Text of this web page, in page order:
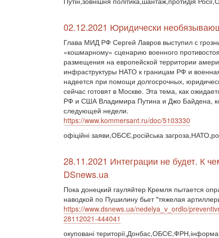
02.12.2021 Юридически
Глава МИД РФ Сергей Лавров выступил с
«кошмарному» сценарию военного
размещения на европейской территории
инфраструктуры НАТО к границам РФ и
надеется при помощи долгосрочных,
сейчас готовят в Москве. Эта тема, как
РФ и США Владимира Путина и Джо Байдена,
следующей недели.
https://www.kommersant.ru/doc/5103330
офіційні заяви,ОБСЄ,російська
28.11.2021 Интеграции не будет. К
DSnews.ua
Пока донецкий гауляйтер Кремля пытается
наводкой по Пушилину бьет "тяжелая
https://www.dsnews.ua/nedelya_v_ordlo/
28112021-444041
окуповані